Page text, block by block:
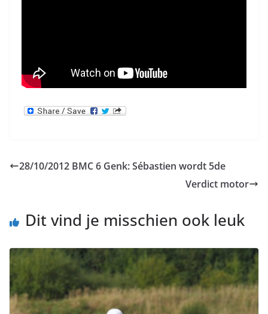
28/10/2012 BMC 6 Genk: Sébastien wordt 5de
Verdict motor
Dit vind je misschien ook leuk